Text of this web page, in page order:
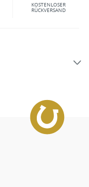
KOSTENLOSER
RÜCKVERSAND